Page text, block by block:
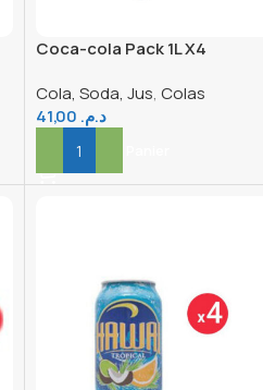
Coca-cola Pack 1L X4
Cola, Soda, Jus, Colas
د.م.
Ajouter Au Panier